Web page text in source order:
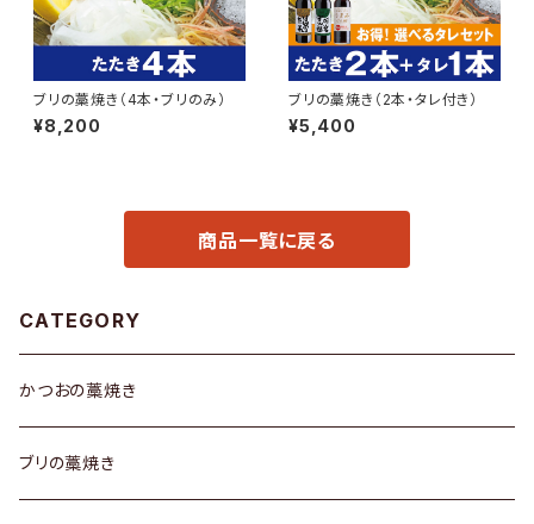
ブリの藁焼き（4本・ブリのみ）
¥8,200
ブリの藁焼き（2本・タレ付き）
¥5,400
商品一覧に戻る
CATEGORY
かつおの藁焼き
ブリの藁焼き